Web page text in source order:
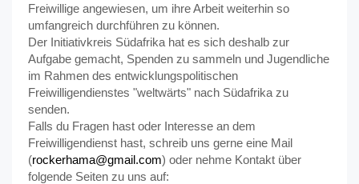
Freiwillige angewiesen, um ihre Arbeit weiterhin so
umfangreich durchführen zu können.
Der Initiativkreis Südafrika hat es sich deshalb zur
Aufgabe gemacht, Spenden zu sammeln und Jugendliche
im Rahmen des entwicklungspolitischen
Freiwilligendienstes "weltwärts" nach Südafrika zu
senden.
Falls du Fragen hast oder Interesse an dem
Freiwilligendienst hast, schreib uns gerne eine Mail
(rockerhama@gmail.com) oder nehme Kontakt über
folgende Seiten zu uns auf: